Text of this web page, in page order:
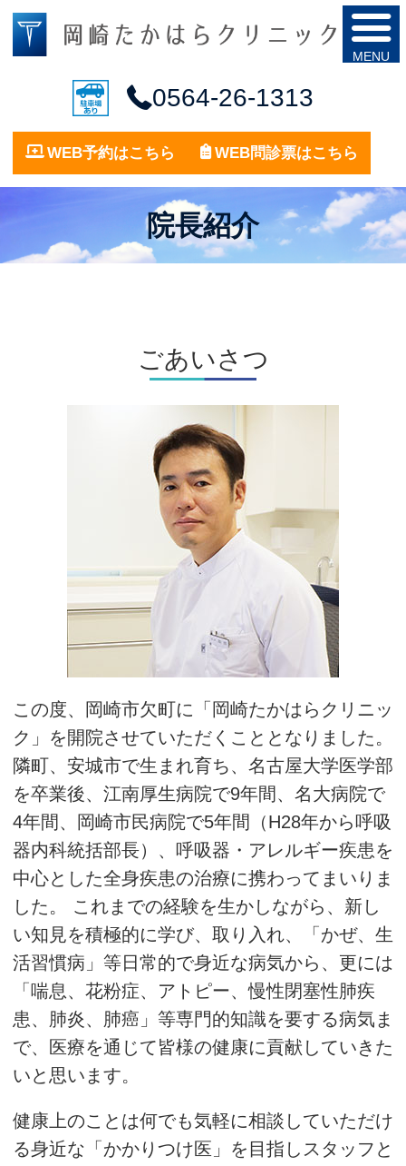
0564-26-1313
WEB予約はこちら WEB問診票はこちら
院長紹介
ごあいさつ
この度、岡崎市欠町に「岡崎たかはらクリニッ
ク」を開院させていただくこととなりました。
隣町、安城市で生まれ育ち、名古屋大学医学部
を卒業後、江南厚生病院で9年間、名大病院で
4年間、岡崎市民病院で5年間（H28年から呼吸
器内科統括部長）、呼吸器・アレルギー疾患を
中心とした全身疾患の治療に携わってまいりま
した。 これまでの経験を生かしながら、新し
い知見を積極的に学び、取り入れ、「かぜ、生
活習慣病」等日常的で身近な病気から、更には
「喘息、花粉症、アトピー、慢性閉塞性肺疾
患、肺炎、肺癌」等専門的知識を要する病気ま
で、医療を通じて皆様の健康に貢献していきた
いと思います。
健康上のことは何でも気軽に相談していただけ
る身近な「かかりつけ医」を目指しスタッフと